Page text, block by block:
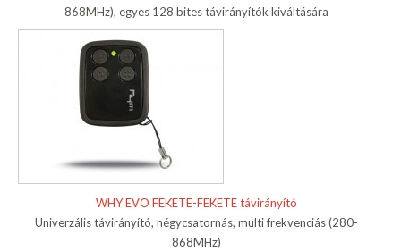
868MHz), egyes 128 bites távirányítók kiváltására
WHY EVO FEKETE-FEKETE távirányító
Univerzális távirányító, négycsatornás, multi frekvenciás (280-
868MHz)